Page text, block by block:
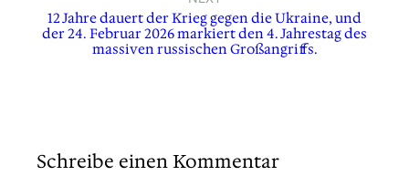
12 Jahre dauert der Krieg gegen die Ukraine, und
der 24. Februar 2026 markiert den 4. Jahrestag des
massiven russischen Großangriffs.
Schreibe einen Kommentar